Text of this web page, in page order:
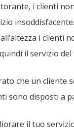
i clienti
i
il servizio
che un cliente
sono disposti
il tuo